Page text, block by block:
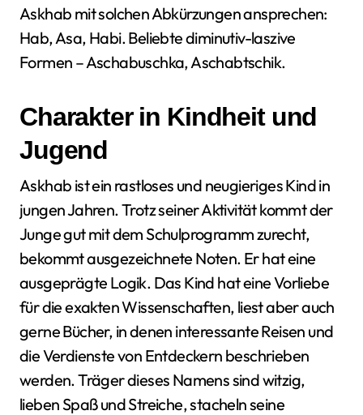
Askhab mit solchen Abkürzungen ansprechen:
Hab, Asa, Habi. Beliebte diminutiv-laszive
Formen – Aschabuschka, Aschabtschik.
Charakter in Kindheit und
Jugend
Askhab ist ein rastloses und neugieriges Kind in
jungen Jahren. Trotz seiner Aktivität kommt der
Junge gut mit dem Schulprogramm zurecht,
bekommt ausgezeichnete Noten. Er hat eine
ausgeprägte Logik. Das Kind hat eine Vorliebe
für die exakten Wissenschaften, liest aber auch
gerne Bücher, in denen interessante Reisen und
die Verdienste von Entdeckern beschrieben
werden. Träger dieses Namens sind witzig,
lieben Spaß und Streiche, stacheln seine